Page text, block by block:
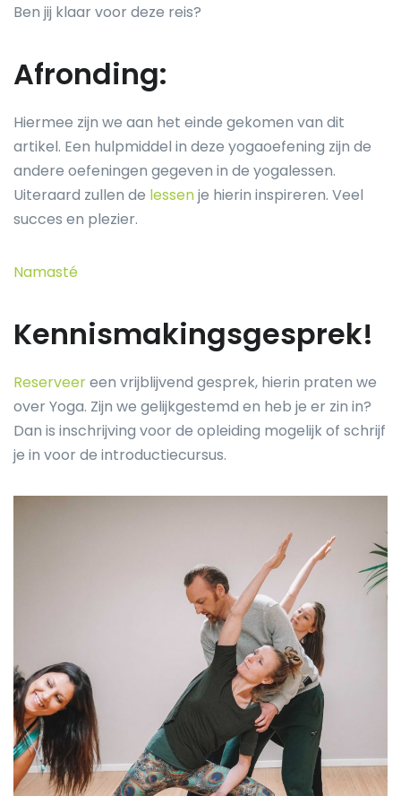
Ben jij klaar voor deze reis?
Afronding:
Hiermee zijn we aan het einde gekomen van dit
artikel. Een hulpmiddel in deze yogaoefening zijn de
andere oefeningen gegeven in de yogalessen.
Uiteraard zullen de lessenje hierin inspireren. Veel
succes en plezier.
Namasté
Kennismakingsgesprek!
Reserveereen vrijblijvend gesprek, hierin praten we
over Yoga. Zijn we gelijkgestemd en heb je er zin in?
Dan is inschrijving voor de opleiding mogelijk of schrijf
je in voor de introductiecursus.